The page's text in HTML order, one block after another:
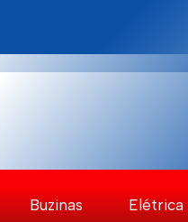
Buzinas Elétrica